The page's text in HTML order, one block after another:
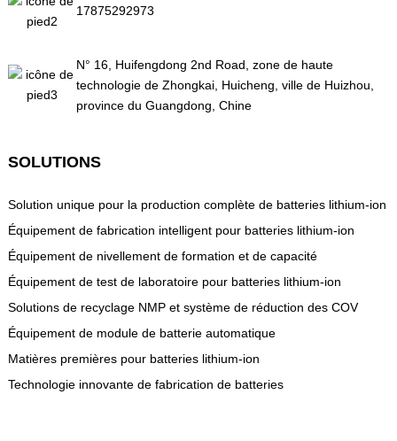
17875292973
N° 16, Huifengdong 2nd Road, zone de haute
technologie de Zhongkai, Huicheng, ville de Huizhou,
province du Guangdong, Chine
SOLUTIONS
Solution unique pour la production complète de batteries lithium-ion
Équipement de fabrication intelligent pour batteries lithium-ion
Équipement de nivellement de formation et de capacité
Équipement de test de laboratoire pour batteries lithium-ion
Solutions de recyclage NMP et système de réduction des COV
Équipement de module de batterie automatique
Matières premières pour batteries lithium-ion
Technologie innovante de fabrication de batteries